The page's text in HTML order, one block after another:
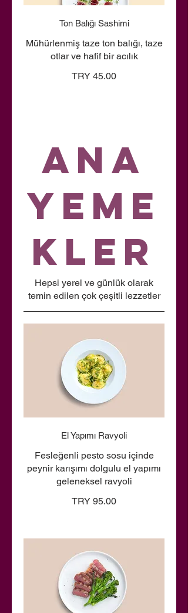
Ton Balığı Sashimi
Mühürlenmiş taze ton balığı, taze
otlar ve hafif bir acılık
TRY 45.00
Ana
Yeme
kler
Hepsi yerel ve günlük olarak
temin edilen çok çeşitli lezzetler
El Yapımı Ravyoli
Fesleğenli pesto sosu içinde
peynir karışımı dolgulu el yapımı
geleneksel ravyoli
TRY 95.00